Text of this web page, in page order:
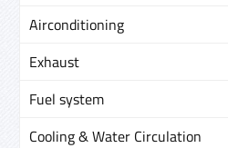
Airconditioning
Exhaust
Fuel system
Cooling & Water Circulation